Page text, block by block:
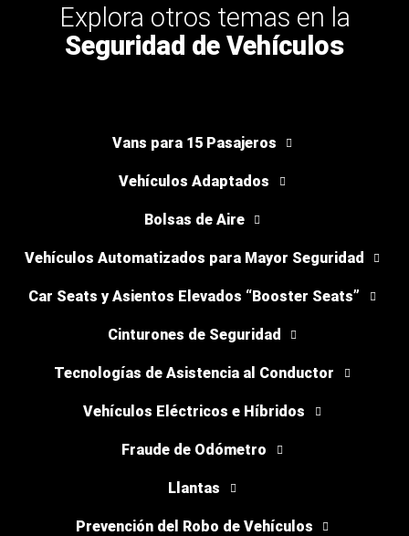
Explora otros temas en la
Seguridad de Vehículos
Vans para 15 Pasajeros
Vehículos Adaptados
Bolsas de Aire
Vehículos Automatizados para Mayor Seguridad
Car Seats y Asientos Elevados “Booster Seats”
Cinturones de Seguridad
Tecnologías de Asistencia al Conductor
Vehículos Eléctricos e Híbridos
Fraude de Odómetro
Llantas
Prevención del Robo de Vehículos